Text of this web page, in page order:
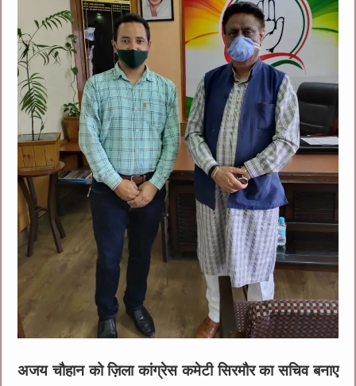
अजय चौहान को ज़िला कांग्रेस कमेटी सिरमौर का सचिव बनाए